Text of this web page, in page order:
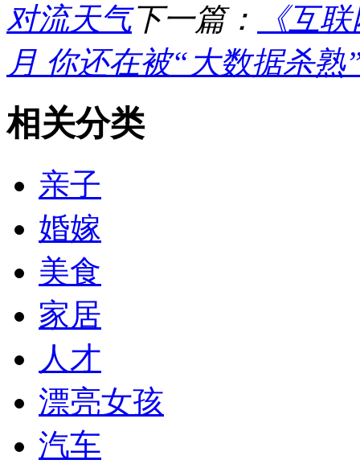
对流天气下一篇：
《互
月 你还在被“大数据杀熟
相关分类
亲子
婚嫁
美食
家居
人才
漂亮女孩
汽车